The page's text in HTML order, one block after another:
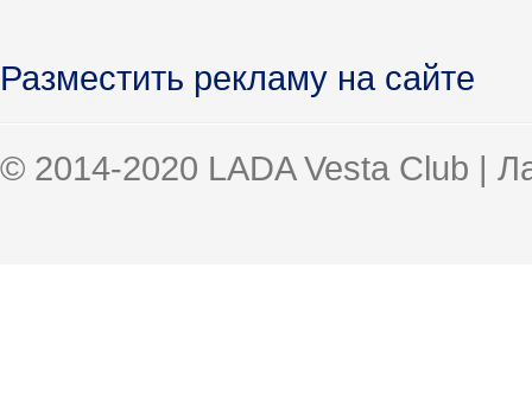
Разместить рекламу на сайте
© 2014-2020 LADA Vesta Club |